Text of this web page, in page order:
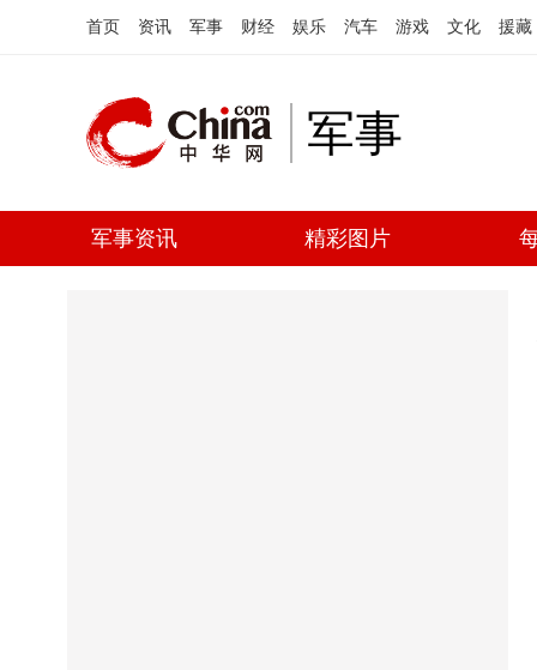
首页 资讯 军事 财经 娱乐 汽车 游戏 文化 援藏
军事
军事资讯 精彩图片